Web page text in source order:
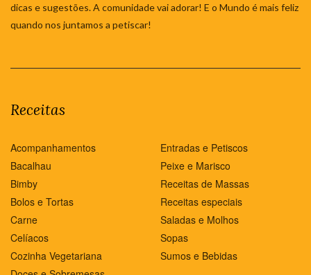
dicas e sugestões. A comunidade vai adorar! E o Mundo é mais feliz
quando nos juntamos a petiscar!
Receitas
Acompanhamentos
Bacalhau
Bimby
Bolos e Tortas
Carne
Celíacos
Cozinha Vegetariana
Entradas e Petiscos
Peixe e Marisco
Receitas de Massas
Receitas especiais
Saladas e Molhos
Sopas
Sumos e Bebidas